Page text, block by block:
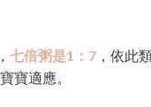
， 七倍粥是1：7 ，依此
寶適應。